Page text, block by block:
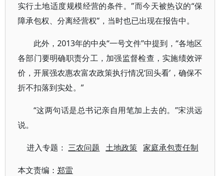
实行土地适度规模经营的条件。”而今天被热议的“保
障承包权、分离经营权”，当时也已出现在报告中。
此外，2013年的中央“一号文件”中提到，“各地区
各部门要明确职责分工，加强监督检查，实施绩效评
价，开展强农惠农富农政策执行情况‘回头看’，确保不
折不扣落到实处。”
“这两句话是总书记亲自用笔加上去的。”宋洪远
说。
进入专题：三农问题 土地政策 家庭承包责任制
本文责编： 郑雷